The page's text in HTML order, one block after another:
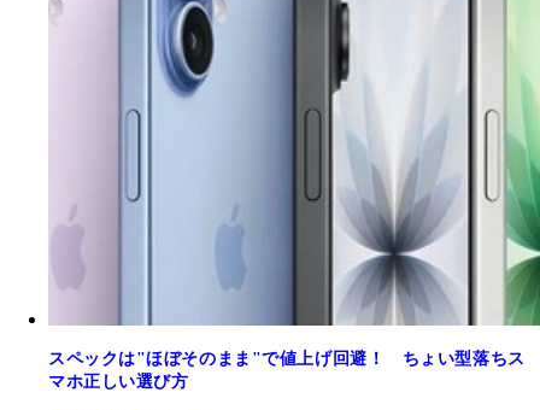
スペックは"ほぼそのまま"で値上げ回避！ ちょい型落ちス
マホ正しい選び方